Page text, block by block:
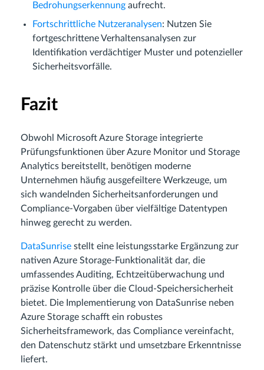
Bedrohungserkennung aufrecht.
Fortschrittliche Nutzeranalysen: Nutzen Sie
fortgeschrittene Verhaltensanalysen zur
Identifikation verdächtiger Muster und potenzieller
Sicherheitsvorfälle.
Fazit
Obwohl Microsoft Azure Storage integrierte
Prüfungsfunktionen über Azure Monitor und Storage
Analytics bereitstellt, benötigen moderne
Unternehmen häufig ausgefeiltere Werkzeuge, um
sich wandelnden Sicherheitsanforderungen und
Compliance-Vorgaben über vielfältige Datentypen
hinweg gerecht zu werden.
DataSunrise stellt eine leistungsstarke Ergänzung zur
nativen Azure Storage-Funktionalität dar, die
umfassendes Auditing, Echtzeitüberwachung und
präzise Kontrolle über die Cloud-Speichersicherheit
bietet. Die Implementierung von DataSunrise neben
Azure Storage schafft ein robustes
Sicherheitsframework, das Compliance vereinfacht,
den Datenschutz stärkt und umsetzbare Erkenntnisse
liefert.